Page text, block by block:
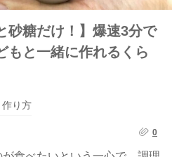
砂糖だけ！】爆速3分で
もと一緒に作れるくら
作り方
0